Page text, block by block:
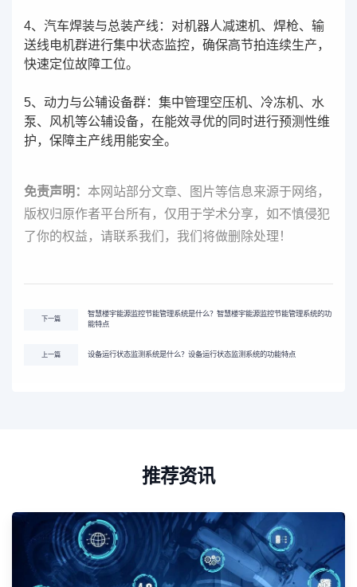
4、汽车焊装与总装产线：对机器人减速机、焊枪、输
送线电机群进行集中状态监控，确保高节拍连续生产，
快速定位故障工位。
5、动力与公辅设备群：集中管理空压机、冷冻机、水
泵、风机等公辅设备，在能效寻优的同时进行预测性维
护，保障主产线用能安全。
免责声明： 本网站部分文章、图片等信息来源于网络，
版权归原作者平台所有，仅用于学术分享，如不慎侵犯
了你的权益，请联系我们，我们将做删除处理！
下一篇
智慧楼宇能源监控节能管理系统是什么？智慧楼宇能源监控节能管理系统的功
能特点
上一篇 设备运行状态监测系统是什么？设备运行状态监测系统的功能特点
推荐资讯